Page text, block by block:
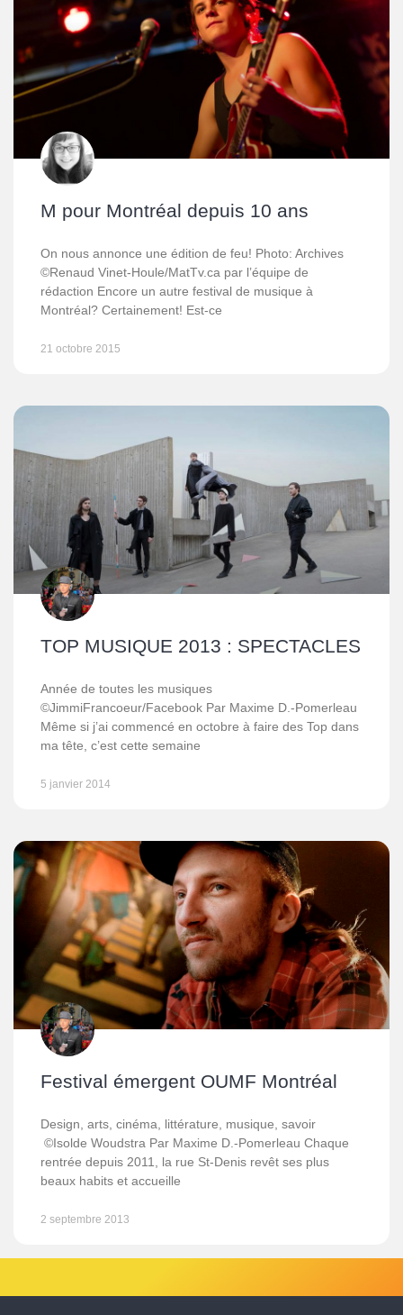
M pour Montréal depuis 10 ans
On nous annonce une édition de feu! Photo: Archives
©Renaud Vinet-Houle/MatTv.ca par l’équipe de
rédaction Encore un autre festival de musique à
Montréal? Certainement! Est-ce
21 octobre 2015
TOP MUSIQUE 2013 : SPECTACLES
Année de toutes les musiques
©JimmiFrancoeur/Facebook Par Maxime D.-Pomerleau
Même si j’ai commencé en octobre à faire des Top dans
ma tête, c’est cette semaine
5 janvier 2014
Festival émergent OUMF Montréal
Design, arts, cinéma, littérature, musique, savoir
©Isolde Woudstra Par Maxime D.-Pomerleau Chaque
rentrée depuis 2011, la rue St-Denis revêt ses plus
beaux habits et accueille
2 septembre 2013